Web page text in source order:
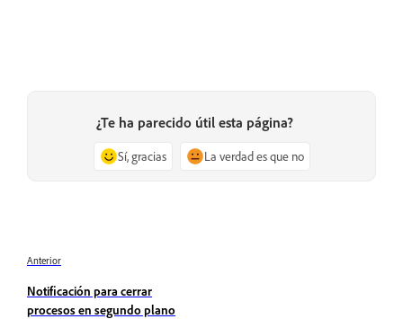
¿Te ha parecido útil esta página?
Sí, gracias La verdad es que no
Anterior
Notificación para cerrar
procesos en segundo plano